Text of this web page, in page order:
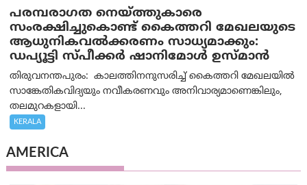
പരമ്പരാഗത നെയ്ത്തുകാരെ
സംരക്ഷിച്ചുകൊണ്ട് കൈത്തറി മേഖലയുടെ
ആധുനികവൽക്കരണം സാധ്യമാക്കും:
ഡപ്യൂട്ടി സ്പീക്കർ ഷാനിമോൾ ഉസ്മാൻ
തിരുവനന്തപുരം: കാലത്തിനനുസരിച്ച് കൈത്തറി മേഖലയിൽ
സാങ്കേതികവിദ്യയും നവീകരണവും അനിവാര്യമാണെങ്കിലും,
തലമുറകളായി...
KERALA
AMERICA